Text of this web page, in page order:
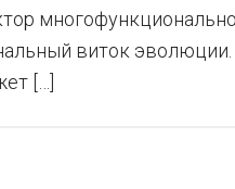
виток
[…]